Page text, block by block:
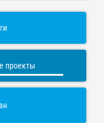
проекты